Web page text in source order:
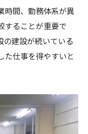
相場
の地域別給与相
変化するのか
収モデルを解説
プの関係性
夫
時間、勤務体系が異
することが重要で
建設が続いている
た仕事を得やすいと